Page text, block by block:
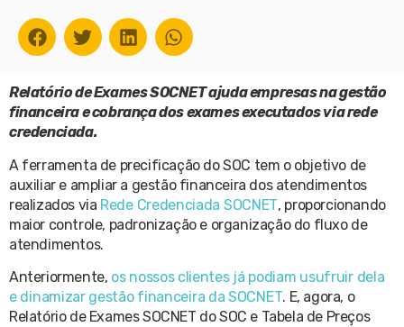
Relatório de Exames SOCNET ajuda empresas na gestão
financeira e cobrança dos exames executados via rede
credenciada.
A ferramenta de precificação do SOC tem o objetivo de
auxiliar e ampliar a gestão financeira dos atendimentos
realizados via Rede Credenciada SOCNET, proporcionando
maior controle, padronização e organização do fluxo de
atendimentos.
Anteriormente, os nossos clientes já podiam usufruir dela
e dinamizar gestão financeira da SOCNET. E, agora, o
Relatório de Exames SOCNET do SOC e Tabela de Preços